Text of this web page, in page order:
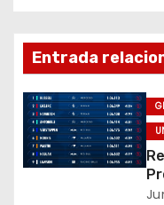
a
c
i
ó
Entrada